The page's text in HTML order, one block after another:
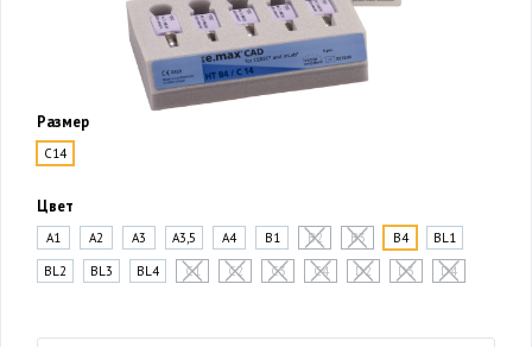
Размер
C14
Цвет
A1 A2 A3 A3,5 A4 B1 B2 B3 B4
BL1
BL2
BL3 BL4 C1 C2 C3 C4 D2 D3 D4